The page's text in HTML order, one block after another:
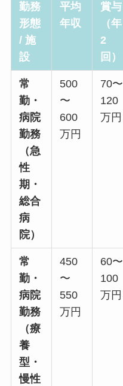
勤務
形態
/ 施
設
平均
年収
賞与
（年
2
回）
常
勤・
病院
勤務
（急
性
期・
総合
病
院）
500
〜
600
万円
70〜
120
万円
常
勤・
病院
勤務
（療
養
型・
慢性
450
〜
550
万円
60〜
100
万円